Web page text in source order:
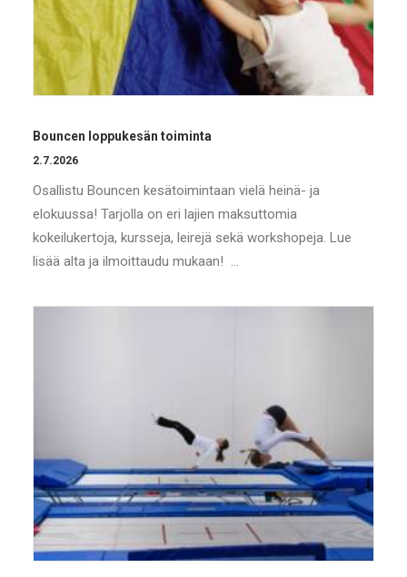
Bouncen loppukesän toiminta
2.7.2026
Osallistu Bouncen kesätoimintaan vielä heinä- ja
elokuussa! Tarjolla on eri lajien maksuttomia
kokeilukertoja, kursseja, leirejä sekä workshopeja. Lue
lisää alta ja ilmoittaudu mukaan! …